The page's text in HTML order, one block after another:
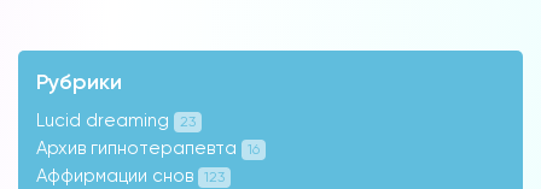
Рубрики
Lucid dreaming 23
Архив гипнотерапевта 16
Аффирмации снов 123